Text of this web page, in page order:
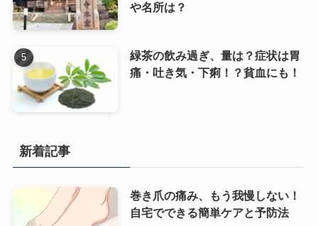
や名所は？
緑茶の飲み過ぎ、量は？症状は胃
痛・吐き気・下痢！？貧血にも！
新着記事
巻き爪の痛み、もう我慢しない！
自宅でできる簡単ケアと予防法